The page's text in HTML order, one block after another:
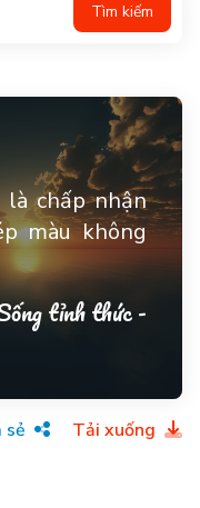
Tìm kiếm
là chấp nhận
màu không
tỉnh thức -
sẻ Tải xuống